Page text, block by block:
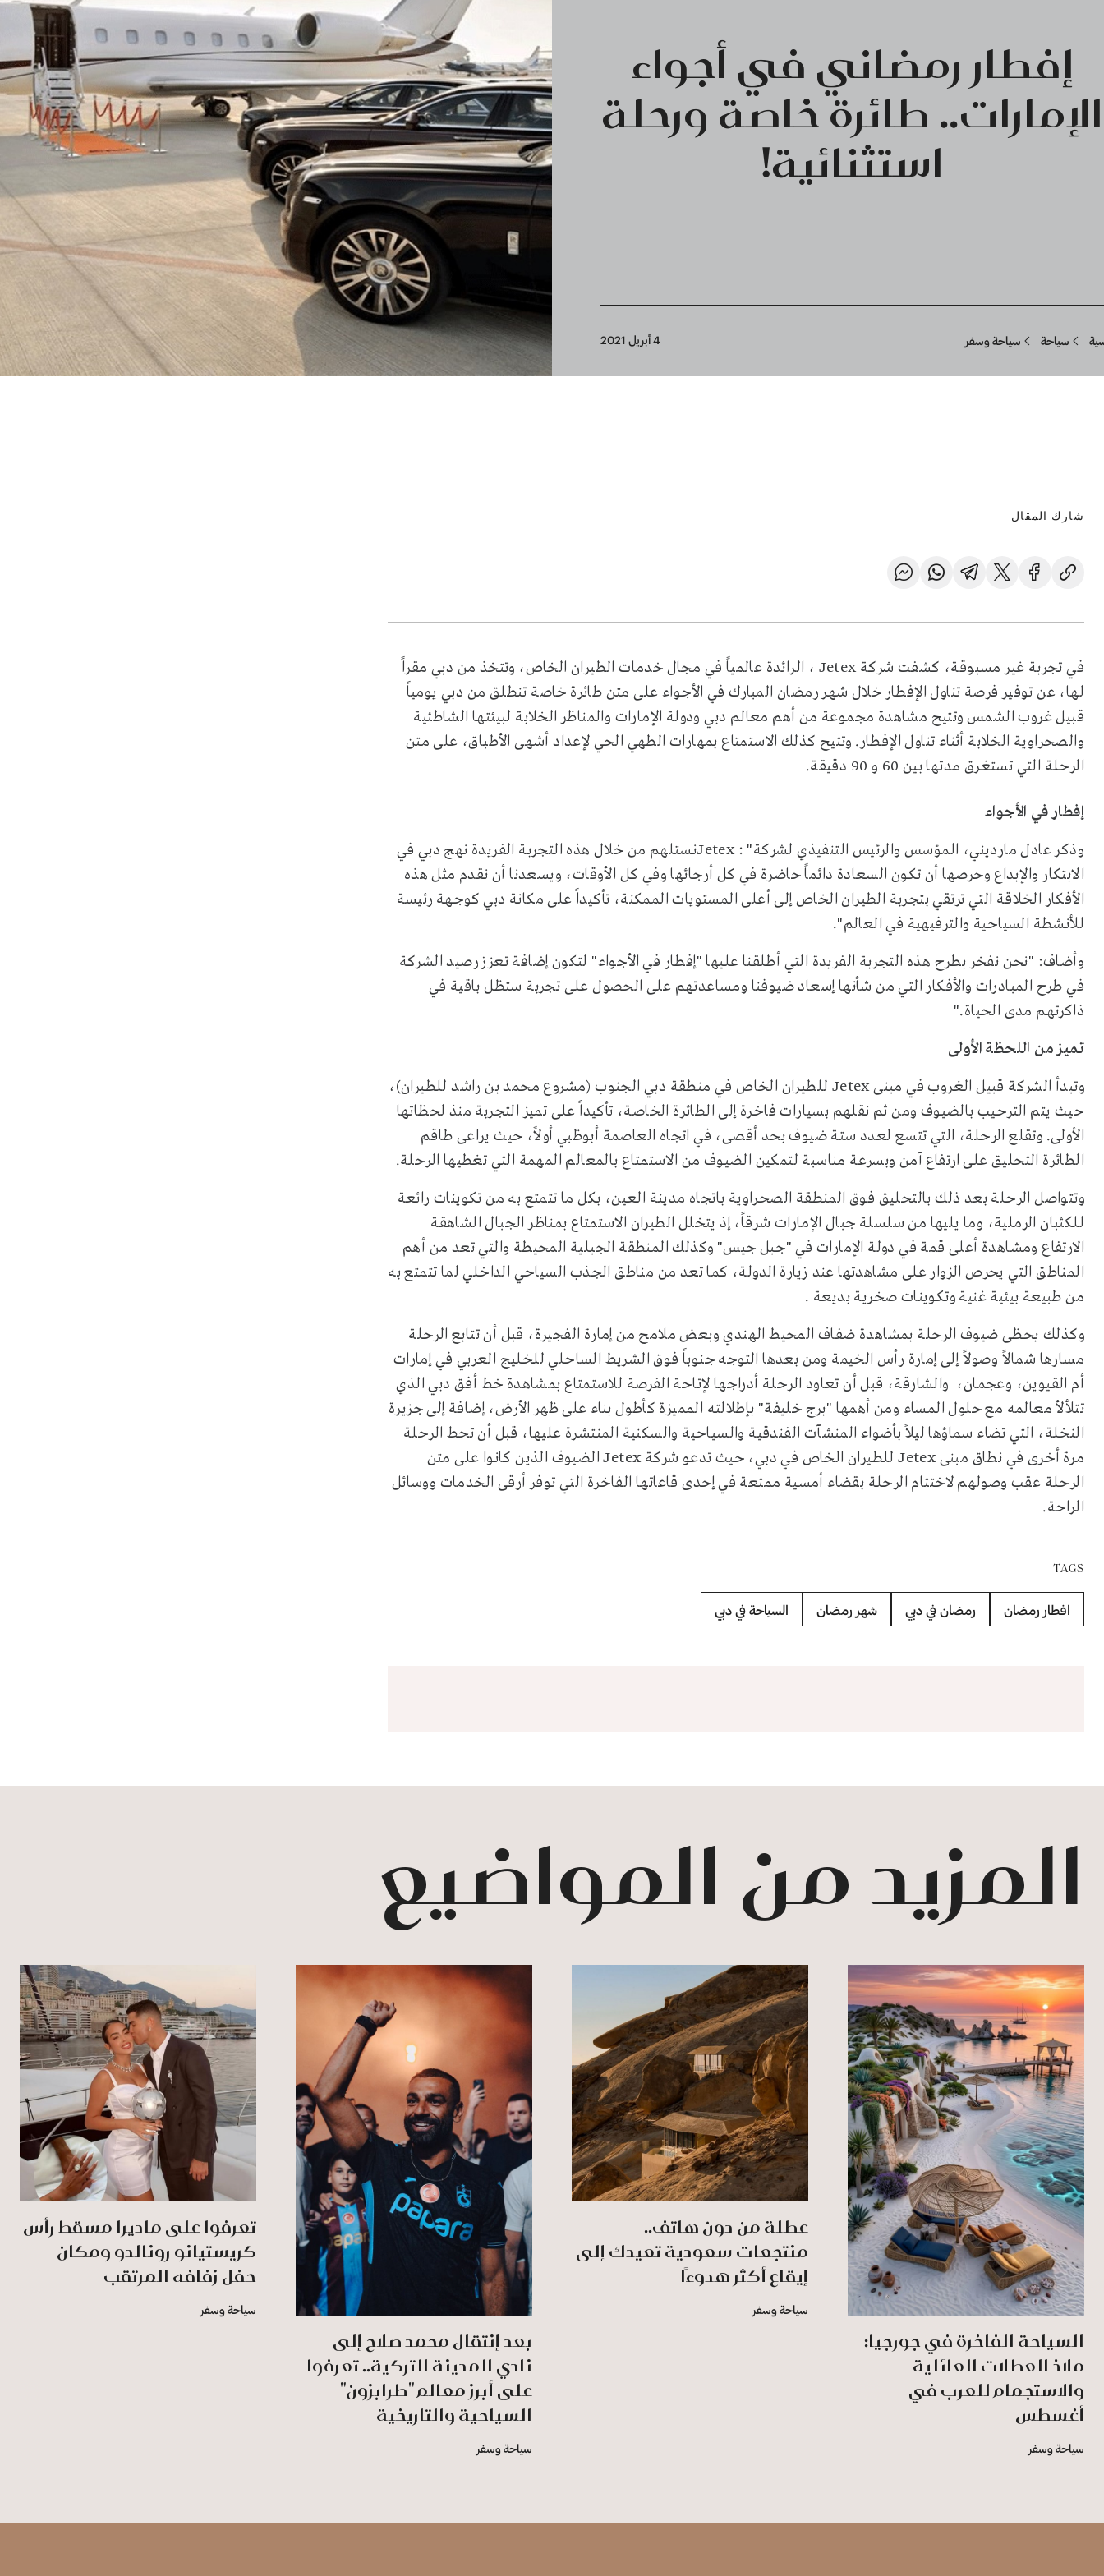
إفطار رمضاني في أجواء
الإمارات.. طائرة خاصة ورحلة
استثنائية!
سياحة سياحة وسفر 4 أبريل 2021
شارك المقال
في تجربة غير مسبوقة، كشفت شركة Jetex ، الرائدة عالمياً في مجال خدمات الطيران الخاص، وتتخذ من دبي مقراً
لها، عن توفير فرصة تناول الإفطار خلال شهر رمضان المبارك في الأجواء على متن طائرة خاصة تنطلق من دبي يومياً
قبيل غروب الشمس وتتيح مشاهدة مجموعة من أهم معالم دبي ودولة الإمارات والمناظر الخلابة لبيئتها الشاطئية
والصحراوية الخلابة أثناء تناول الإفطار. وتتيح كذلك الاستمتاع بمهارات الطهي الحي لإعداد أشهى الأطباق، على متن
الرحلة التي تستغرق مدتها بين 60 و 90 دقيقة.
إفطار في الأجواء
وذكر عادل مارديني، المؤسس والرئيس التنفيذي لشركةJetex : "نستلهم من خلال هذه التجربة الفريدة نهج دبي في
الابتكار والإبداع وحرصها أن تكون السعادة دائماً حاضرة في كل أرجائها وفي كل الأوقات، ويسعدنا أن نقدم مثل هذه
الأفكار الخلاقة التي ترتقي بتجربة الطيران الخاص إلى أعلى المستويات الممكنة، تأكيداً على مكانة دبي كوجهة رئيسة
للأنشطة السياحية والترفيهية في العالم".
وأضاف: "نحن نفخر بطرح هذه التجربة الفريدة التي أطلقنا عليها "إفطار في الأجواء" لتكون إضافة تعزز رصيد الشركة
في طرح المبادرات والأفكار التي من شأنها إسعاد ضيوفنا ومساعدتهم على الحصول على تجربة ستظل باقية في
ذاكرتهم مدى الحياة".
تميز من اللحظة الأولى
وتبدأ الشركة قبيل الغروب في مبنىJetex للطيران الخاص في منطقة دبي الجنوب (مشروع محمد بن راشد للطيران)،
حيث يتم الترحيب بالضيوف ومن ثم نقلهم بسيارات فاخرة إلى الطائرة الخاصة، تأكيداً على تميز التجربة منذ لحظاتها
الأولى. وتقلع الرحلة، التي تتسع لعدد ستة ضيوف بحد أقصى، في اتجاه العاصمة أبوظبي أولاً، حيث يراعى طاقم
الطائرة التحليق على ارتفاع آمن وبسرعة مناسبة لتمكين الضيوف من الاستمتاع بالمعالم المهمة التي تغطيها الرحلة.
وتتواصل الرحلة بعد ذلك بالتحليق فوق المنطقة الصحراوية باتجاه مدينة العين، بكل ما تتمتع به من تكوينات رائعة
للكثبان الرملية، وما يليها من سلسلة جبال الإمارات شرقاً، إذ يتخلل الطيران الاستمتاع بمناظر الجبال الشاهقة
الارتفاع ومشاهدة أعلى قمة في دولة الإمارات في "جبل جيس" وكذلك المنطقة الجبلية المحيطة والتي تعد من أهم
المناطق التي يحرص الزوار على مشاهدتها عند زيارة الدولة، كما تعد من مناطق الجذب السياحي الداخلي لما تتمتع به
من طبيعة بيئية غنية وتكوينات صخرية بديعة .
وكذلك يحظى ضيوف الرحلة بمشاهدة ضفاف المحيط الهندي وبعض ملامح من إمارة الفجيرة، قبل أن تتابع الرحلة
مسارها شمالاً وصولاً إلى إمارة رأس الخيمة ومن بعدها التوجه جنوباً فوق الشريط الساحلي للخليج العربي في إمارات
أم القيوين، وعجمان، والشارقة، قبل أن تعاود الرحلة أدراجها لإتاحة الفرصة للاستمتاع بمشاهدة خط أفق دبي الذي
تتلألأ معالمه مع حلول المساء ومن أهمها "برج خليفة" بإطلالته المميزة كأطول بناء على ظهر الأرض، إضافة إلى جزيرة
النخلة، التي تضاء سماؤها ليلاً بأضواء المنشآت الفندقية والسياحية والسكنية المنتشرة عليها، قبل أن تحط الرحلة
مرة أخرى في نطاق مبنىJetex للطيران الخاص في دبي، حيث تدعو شركة Jetex الضيوف الذين كانوا على متن
الرحلة عقب وصولهم لاختتام الرحلة بقضاء أمسية ممتعة في إحدى قاعاتها الفاخرة التي توفر أرقى الخدمات ووسائل
الراحة.
TAGS
افطار رمضان رمضان في دبي شهر رمضان السياحة في دبي
المزيد من المواضيع
السياحة الفاخرة في جورجيا:
ملاذ العطلات العائلية
والاستجمام للعرب في
أغسطس
سياحة وسفر
عطلة من دون هاتف..
منتجعات سعودية تعيدك إلى
إيقاع أكثر هدوءًا
سياحة وسفر
بعد إنتقال محمد صلاح إلى
نادي المدينة التركية.. تعرفوا
على أبرز معالم "طرابزون"
السياحية والتاريخية
سياحة وسفر
تعرفوا على ماديرا مسقط رأس
كريستيانو رونالدو ومكان
حفل زفافه المرتقب
سياحة وسفر